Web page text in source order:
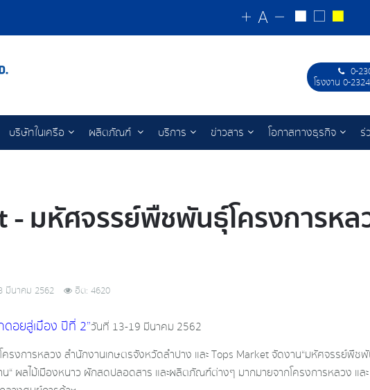
0-
โรงงาน 0-
บริษัทในเครือ ผลิตภัณฑ์ บริการ ข่าวสาร โอกาสทางธุรกิจ ร่
- มหัศจรรย์พืชพันธุ์โครงการห
มีนาคม 2562 ฮิต: 4620
อยสู่เมือง ปีที่ 2”วันที่ 13-19 มีนาคม 2562
รงการหลวง สำนักงานเกษตรจังหวัดลำปาง และ Tops Market จัดงาน“มหัศจรรย์พืช
“ ผลไม้เมืองหนาว ผักสดปลอดสาร และผลิตภัณฑ์ต่างๆ มากมายจากโครงการหลวง แ